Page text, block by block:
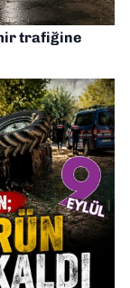
trafiğine